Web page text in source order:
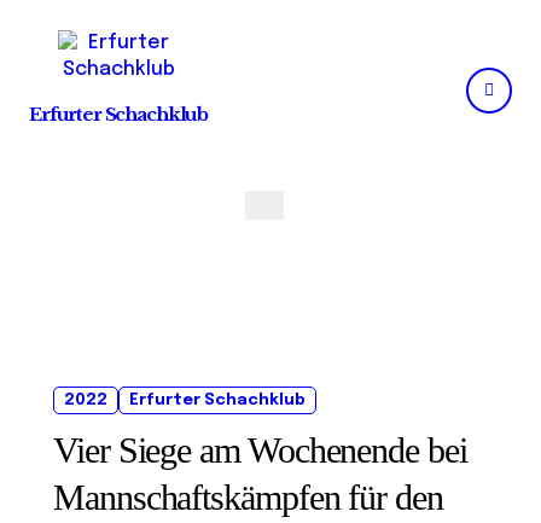
content
Erfurter Schachklub
2022 Erfurter Schachklub
Vier Siege am Wochenende bei
Mannschaftskämpfen für den